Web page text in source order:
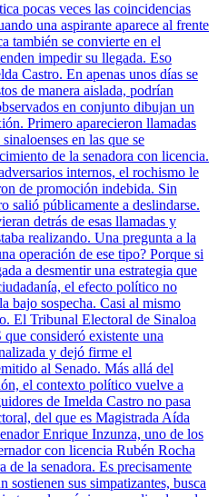
pocas veces las coincidencias
una aspirante aparece al frente
también se convierte en el
impedir su llegada. Eso
Castro. En apenas unos días se
de manera aislada, podrían
en conjunto dibujan un
Primero aparecieron llamadas
en las que se
de la senadora con licencia.
internos, el rochismo le
de promoción indebida. Sin
salió públicamente a deslindarse.
detrás de esas llamadas y
realizando. Una pregunta a la
operación de ese tipo? Porque si
a desmentir una estrategia que
el efecto político no
bajo sospecha. Casi al mismo
El Tribunal Electoral de Sinaloa
consideró existente una
y dejó firme el
al Senado. Más allá del
el contexto político vuelve a
de Imelda Castro no pasa
del que es Magistrada Aída
Enrique Inzunza, uno de los
con licencia Rubén Rocha
de la senadora. Es precisamente
sostienen sus simpatizantes, busca